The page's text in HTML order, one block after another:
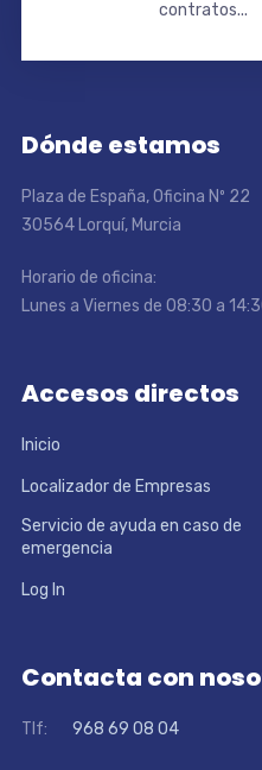
contratos...
Dónde estamos
Plaza de España, Oficina Nº 22
30564 Lorquí, Murcia
Horario de oficina:
Lunes a Viernes de 08:30 a
Accesos directos
Inicio
Localizador de Empresas
Servicio de ayuda en caso de
emergencia
Log In
Contacta con
Tlf: 968 69 08 04